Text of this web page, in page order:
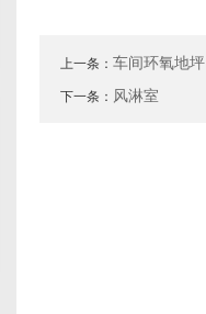
上一条：车间环氧地坪
下一条： 风淋室